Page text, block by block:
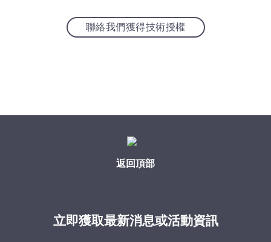
聯絡我們獲得技術授權
返回頂部
立即獲取最新消息或活動資訊